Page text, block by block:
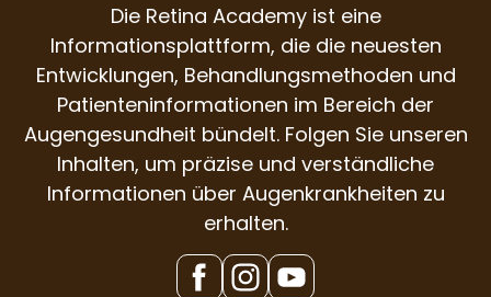
Die Retina Academy ist eine
Informationsplattform, die die neuesten
Entwicklungen, Behandlungsmethoden und
Patienteninformationen im Bereich der
Augengesundheit bündelt. Folgen Sie unseren
Inhalten, um präzise und verständliche
Informationen über Augenkrankheiten zu
erhalten.